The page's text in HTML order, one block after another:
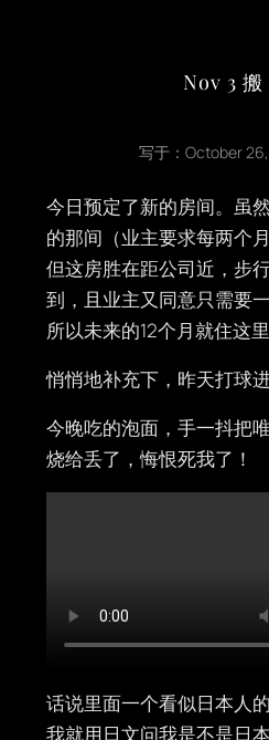
Nov 3 搬
写于： October
今日预定了新的房间。虽
的那间（业主要求每两个
但这房胜在距公司近，步
到，且业主又同意只需要
所以未来的12个月就住这里
悄悄地补充下，昨天打球
今晚吃的泡面，手一抖把
烧给丢了，悔恨死我了！
话说里面一个看似日本人
我就用日文问我是不是日